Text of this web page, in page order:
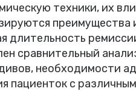
техники, их
преимущества
длительность
сравнительный
необходимости
пациенток с